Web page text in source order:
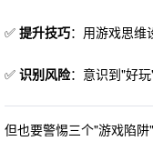
✅ 提升技巧：用游戏思维
✅ 识别风险：意识到"好
但也要警惕三个"游戏陷阱"